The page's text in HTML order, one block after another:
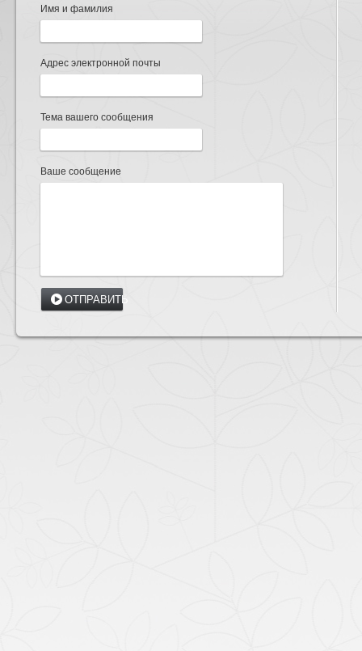
Имя и фамилия
Адрес электронной почты
Тема вашего сообщения
Ваше сообщение
ОТПРАВИТЬ